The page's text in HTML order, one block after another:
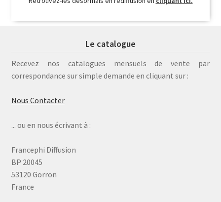
Le catalogue
Recevez nos catalogues mensuels de vente par
correspondance sur simple demande en cliquant sur :
Nous Contacter
... ou en nous écrivant à :
Francephi Diffusion
BP 20045
53120 Gorron
France